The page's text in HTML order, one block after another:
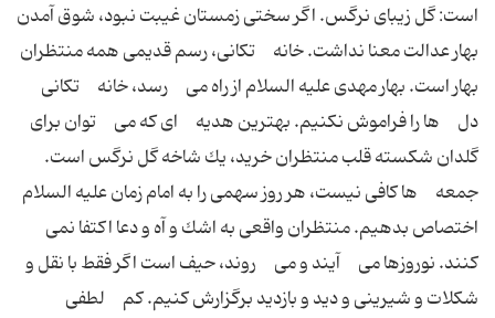
است: گل زیباى نرگس. اگر سختى زمستان غیبت نبود، شوق آمدن
بهار عدالت معنا نداشت. خانه تكانى، رسم قدیمى همه منتظران
بهار است. بهار مهدى علیه السلام از راه مى رسد، خانه تكانى
دل ها را فراموش نكنیم. بهترین هدیه اى كه مى توان براى
گلدان شكسته قلب منتظران خرید، یك شاخه گل نرگس است.
جمعه ها كافى نیست، هر روز سهمى را به امام زمان علیه السلام
اختصاص بدهیم. منتظران واقعى به اشك و آه و دعا اكتفا نمى
كنند. نوروزها مى آیند و مى روند، حیف است اگر فقط با نقل و
شكلات و شیرینى و دید و بازدید برگزارش كنیم. كم لطفى